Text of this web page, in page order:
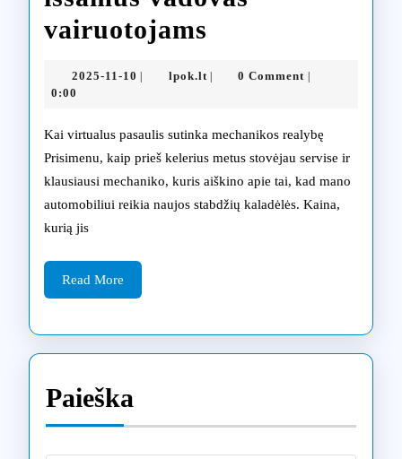
vairuotojams
automobilių
dalys
ir
el.
paspirtukai
vadovas
2025-11-10 2025-lpok.ltlpok.lt0 Comment
0:00
Kai virtualus pasaulis sutinka mechanikos realybę
Prisimenu, kaip prieš kelerius metus stovėjau servise ir
klausiausi mechaniko, kuris aiškino apie tai, kad mano
automobiliui reikia naujos stabdžių kaladėlės. Kaina,
kurią jis
Read More
More
Paieška